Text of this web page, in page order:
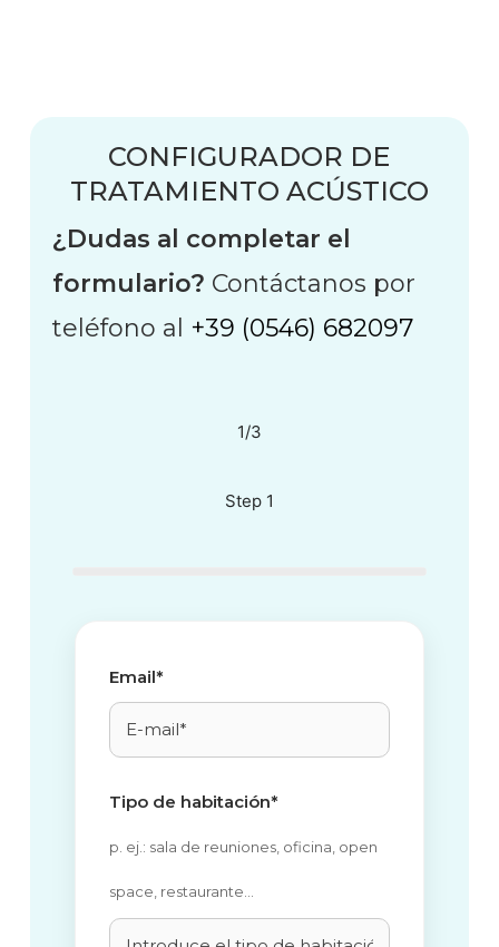
CONFIGURADOR DE
TRATAMIENTO ACÚSTICO
¿Dudas al completar el
formulario? Contáctanos por
teléfono al +39 (0546) 682097
1/3
Step 1
Email*
Tipo de habitación*
p. ej.: sala de reuniones, oficina, open
space, restaurante…